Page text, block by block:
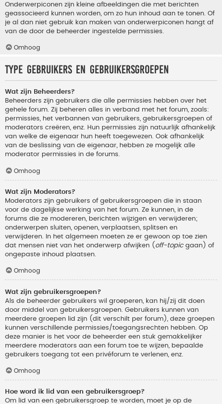
Onderwerpiconen zijn kleine afbeeldingen die met berichten
geassocieerd kunnen worden, om zo hun inhoud aan te tonen. Of
je al dan niet gebruik kan maken van onderwerpiconen hangt af
van de door de beheerder ingestelde permissies.
Omhoog
Type gebruikers en gebruikersgroepen
Wat zijn Beheerders?
Beheerders zijn gebruikers die alle permissies hebben over het
gehele forum. Zij beheren alles in verband met het forum, zoals:
permissies, het verbannen van gebruikers, gebruikersgroepen of
moderators creëren, enz. Hun permissies zijn natuurlijk afhankelijk
van welke de eigenaar hun heeft toegewezen. Ook afhankelijk
van de beslissing van de eigenaar, hebben ze mogelijk alle
moderator permissies in de forums.
Omhoog
Wat zijn Moderators?
Moderators zijn gebruikers of gebruikersgroepen die in staan
voor de dagelijkse werking van het forum. Ze kunnen, in de
forums die ze modereren, berichten wijzigen en verwijderen;
onderwerpen sluiten, openen, verplaatsen, splitsen en
verwijderen. In het algemeen moeten ze er gewoon op toe zien
dat mensen niet van het onderwerp afwijken ( off-topicgaan) of
ongepaste inhoud plaatsen.
Omhoog
Wat zijn gebruikersgroepen?
Als de beheerder gebruikers wil groeperen, kan hij/zij dit doen
door middel van gebruikersgroepen. Gebruikers kunnen van
meerdere groepen lid zijn (dit verschilt per forum), deze groepen
kunnen verschillende permissies/toegangsrechten hebben. Op
deze manier is het voor de beheerder een stuk gemakkelijker
meerdere moderators aan een forum toe te wijzen, bepaalde
gebruikers toegang tot een privéforum te verlenen, enz.
Omhoog
Hoe word ik lid van een gebruikersgroep?
Om lid van een gebruikersgroep te worden, moet je op de